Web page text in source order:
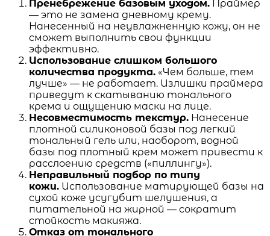
Пренебрежение базовым уходом. Праймер
— это не замена дневному крему.
Нанесенный на неувлажненную кожу, он не
сможет выполнить свои функции
эффективно.
Использование слишком большого
количества продукта. «Чем больше, тем
лучше» — не работает. Излишки праймера
приведут к скатыванию тонального
крема и ощущению маски на лице.
Несовместимость текстур. Нанесение
плотной силиконовой базы под легкий
тональный гель или, наоборот, водной
базы под плотный крем может привести к
расслоению средств («пиллингу»).
Неправильный подбор по типу
кожи. Использование матирующей базы на
сухой коже усугубит шелушения, а
питательной на жирной — сократит
стойкость макияжа.
Отказ от тонального